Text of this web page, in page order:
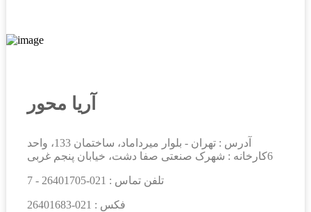
آریا محور
آدرس : تهران - بلوار میرداماد، ساختمان 133، واحد
6کارخانه : شهرک صنعتی صفا دشت، خیابان پنجم غربی
تلفن تماس : 021-26401705 - 7
فکس : 021-26401683